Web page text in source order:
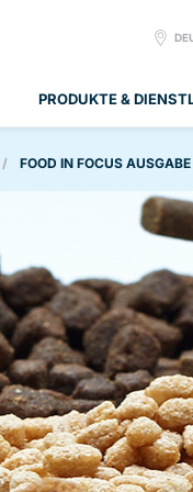
PRODUKTE &
FOOD IN FOCUS